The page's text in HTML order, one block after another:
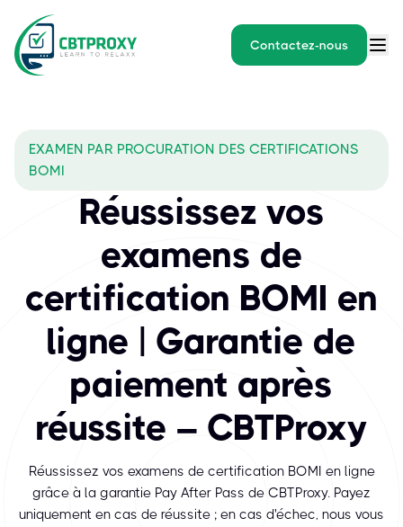
Contactez-nous
BOMI International est un fournisseur de premier plan de
EXAMEN PAR PROCURATION DES CERTIFICATIONS
BOMI
Réussissez vos
examens de
certification BOMI en
ligne | Garantie de
paiement après
réussite – CBTProxy
Réussissez vos examens de certification BOMI en ligne
grâce à la garantie Pay After Pass de CBTProxy. Payez
uniquement en cas de réussite ; en cas d'échec, nous vous